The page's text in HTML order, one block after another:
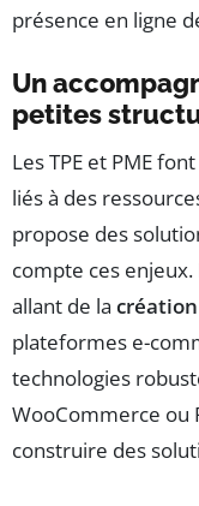
présence en ligne
Un
petites
Les TPE et PME
liés à des
propose des
compte ces
allant de la
plateformes e-
technologies
WooCommerce ou
construire des